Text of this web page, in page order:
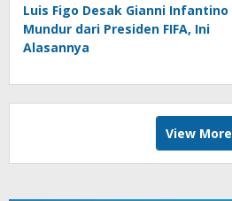
Luis Figo Desak Gianni Infantino
Mundur dari Presiden FIFA, Ini
Alasannya
View More